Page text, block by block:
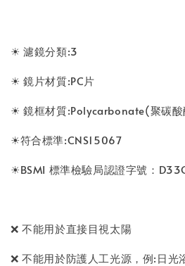
☀ 濾鏡分類:3
☀ 鏡片材質:PC片
☀ 鏡框材質:Polycarbonate(聚碳
☀符合標準:CNS15067
☀BSMI 標準檢驗局認證字號：
❌ 不能用於直接目視太陽
❌ 不能用於防護人工光源，例:日光